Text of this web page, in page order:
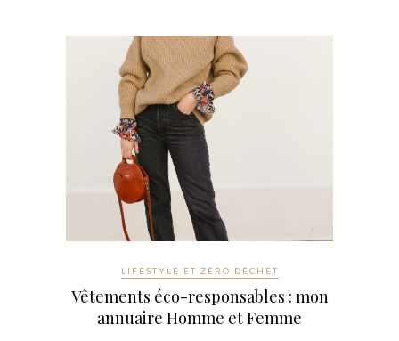
LIFESTYLE ET ZÉRO DÉCHET
Vêtements éco-responsables : mon
annuaire Homme et Femme